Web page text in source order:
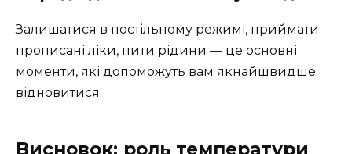
Залишатися в постільному режимі, приймати
прописані ліки, пити рідини — це основні
моменти, які допоможуть вам якнайшвидше
відновитися.
Висновок: роль температури